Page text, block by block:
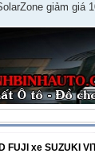
giảm giá 10%---
FUJI xe SUZUKI